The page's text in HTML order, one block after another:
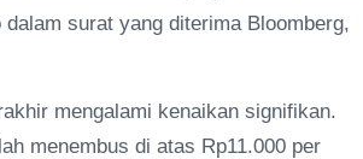
surat yang diterima Bloomberg,
mengalami kenaikan signifikan.
menembus di atas Rp11.000 per